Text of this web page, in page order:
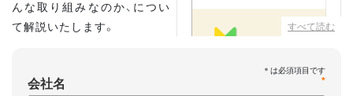
すべて読む
んな取り組みなのか、につい
て解説いたします。
・タレントマネジメントが注
*
会社名